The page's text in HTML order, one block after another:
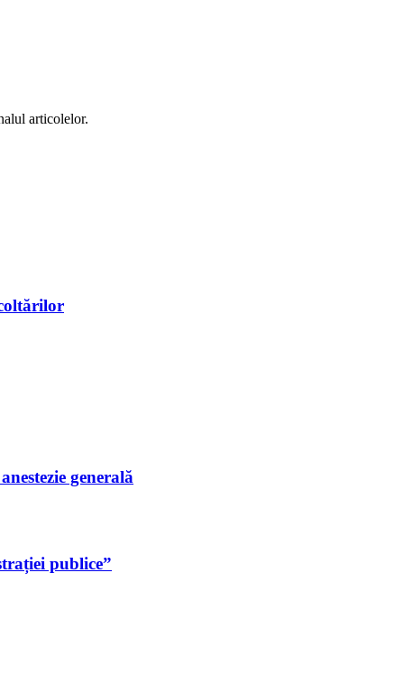
articolelor.
generală
publice”